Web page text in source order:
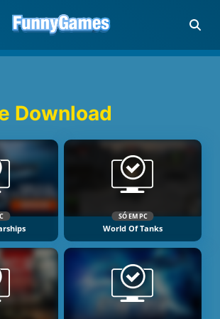
Download
SÓ EM PC
World Of Tanks